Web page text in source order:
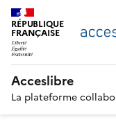
RÉPUBLIQUE
FRANÇAISE
Acceslibre
La plateforme